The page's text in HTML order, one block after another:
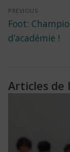
de
PREVIOUS
Previous
post:
Foot:
d’académie !
Articles de